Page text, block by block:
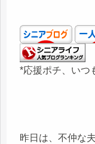
*応援ポチ、いつ
昨日は、不仲な